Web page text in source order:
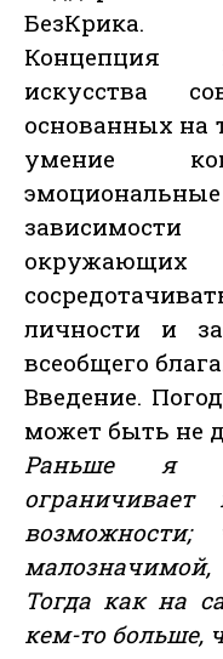
БезКрика.
Концепция
искусства
основанных на
умение
личности и
всеобщего
Введение.
может быть не
Раньше я
Тогда как на
кем-то больше,